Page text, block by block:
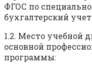
ФГОС по
бухгалтерский
1.2. Место учебной
основной
программы: